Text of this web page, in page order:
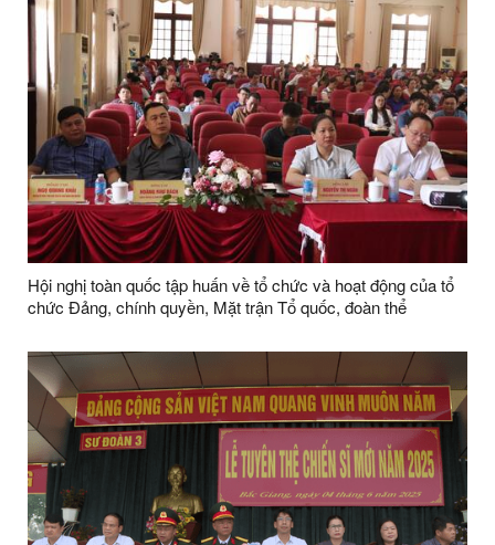
Hội nghị toàn quốc tập huấn về tổ chức và hoạt động của tổ
chức Đảng, chính quyền, Mặt trận Tổ quốc, đoàn thể